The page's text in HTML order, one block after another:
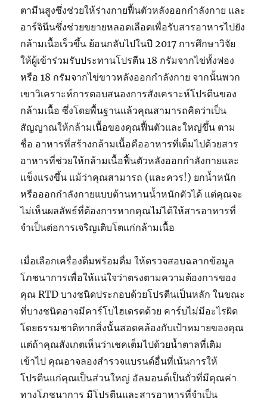
ตามีนสูงซึ่งช่วยให้ร่างกายฟื้นตัวหลังออกกำลังกาย และ
อาร์จินีนซึ่งช่วยขยายหลอดเลือดเพื่อรับสารอาหารไปยัง
กล้ามเนื้อเร็วขึ้น ย้อนกลับไปในปี 2017 การศึกษาวิจัย
ให้ผู้เข้าร่วมรับประทานโปรตีน 18 กรัมจากไข่ทั้งฟอง
หรือ 18 กรัมจากไข่ขาวหลังออกกำลังกาย จากนั้นพวก
เขาวิเคราะห์การตอบสนองการสังเคราะห์โปรตีนของ
กล้ามเนื้อ ซึ่งโดยพื้นฐานแล้วคุณสามารถคิดว่าเป็น
สัญญาณให้กล้ามเนื้อของคุณฟื้นตัวและใหญ่ขึ้น ตาม
ชื่อ อาหารที่สร้างกล้ามเนื้อคืออาหารที่เต็มไปด้วยสาร
อาหารที่ช่วยให้กล้ามเนื้อฟื้นตัวหลังออกกำลังกายและ
แข็งแรงขึ้น แม้ว่าคุณสามารถ (และควร!) ยกน้ำหนัก
หรือออกกำลังกายแบบต้านทานน้ำหนักตัวได้ แต่คุณจะ
ไม่เห็นผลลัพธ์ที่ต้องการหากคุณไม่ได้ให้สารอาหารที่
จำเป็นต่อการเจริญเติบโตแก่กล้ามเนื้อ
เมื่อเลือกเครื่องดื่มพร้อมดื่ม ให้ตรวจสอบฉลากข้อมูล
โภชนาการเพื่อให้แน่ใจว่าตรงตามความต้องการของ
คุณ RTD บางชนิดประกอบด้วยโปรตีนเป็นหลัก ในขณะ
ที่บางชนิดอาจมีคาร์โบไฮเดรตด้วย คาร์บไม่มีอะไรผิด
โดยธรรมชาติหากสิ่งนั้นสอดคล้องกับเป้าหมายของคุณ
แต่ถ้าคุณสังเกตเห็นว่าเชคเต็มไปด้วยน้ำตาลที่เติม
เข้าไป คุณอาจลองสำรวจแบรนด์อื่นที่เน้นการให้
โปรตีนแก่คุณเป็นส่วนใหญ่ อัลมอนด์เป็นถั่วที่มีคุณค่า
ทางโภชนาการ มีโปรตีนและสารอาหารที่จำเป็น